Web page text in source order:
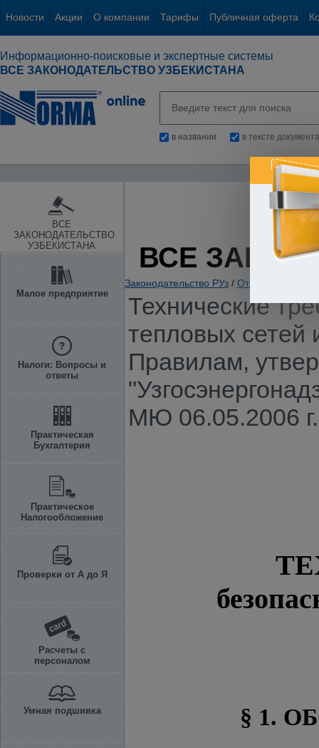
Новости Акции О компании Тарифы Публичная оферта
Информационно-поисковые и экспертные системы
ВСЕ ЗАКОНОДАТЕЛЬСТВО УЗБЕКИСТАНА
в названии в тексте документа
ВСЕ
ЗАКОНОДАТЕЛЬСТВО
УЗБЕКИСТАНА
Малое предприятие
Налоги: Вопросы и
ответы
Практическая
Бухгалтерия
Практическое
Налогообложение
Проверки от А до Я
Расчеты с
персоналом
Умная подшивка
ВСЕ
Законодательство РУз / Отдельные
Технические
тепловых сетей
Правилам,
МЮ 06.05.2006
§ 1.